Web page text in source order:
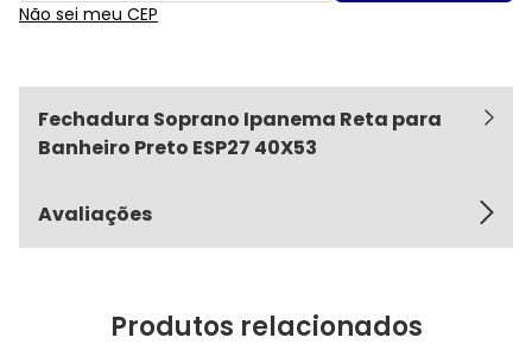
Não sei meu CEP
Fechadura Soprano Ipanema Reta para
Banheiro Preto ESP27 40X53
Avaliações
Produtos relacionados